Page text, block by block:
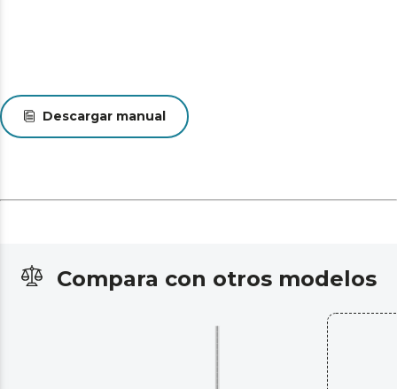
Descargar manual
Compara con otros modelos